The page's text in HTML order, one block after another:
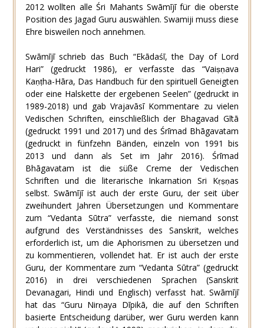
2012 wollten alle Śri Mahants Swāmījī für die oberste
Position des Jagad Guru auswählen. Swamiji muss diese
Ehre bisweilen noch annehmen.
Swāmījī schrieb das Buch “Ekādaśī, the Day of Lord
Hari” (gedruckt 1986), er verfasste das “Vaiṣṇava
Kaṇṭha-Hāra, Das Handbuch für den spirituell Geneigten
oder eine Halskette der ergebenen Seelen” (gedruckt in
1989-2018) und gab Vrajavāsī Kommentare zu vielen
Vedischen Schriften, einschließlich der Bhagavad Gītā
(gedruckt 1991 und 2017) und des Śrīmad Bhāgavatam
(gedruckt in fünfzehn Bänden, einzeln von 1991 bis
2013 und dann als Set im Jahr 2016). Śrīmad
Bhāgavatam ist die süße Creme der Vedischen
Schriften und die literarische Inkarnation Sri Kṛṣṇas
selbst. Swāmījī ist auch der erste Guru, der seit über
zweihundert Jahren Übersetzungen und Kommentare
zum “Vedanta Sūtra” verfasste, die niemand sonst
aufgrund des Verständnisses des Sanskrit, welches
erforderlich ist, um die Aphorismen zu übersetzen und
zu kommentieren, vollendet hat. Er ist auch der erste
Guru, der Kommentare zum “Vedanta Sūtra” (gedruckt
2016) in drei verschiedenen Sprachen (Sanskrit
Devanagari, Hindi und Englisch) verfasst hat. Swāmījī
hat das “Guru Nirṇaya Dīpikā, die auf den Schriften
basierte Entscheidung darüber, wer Guru werden kann